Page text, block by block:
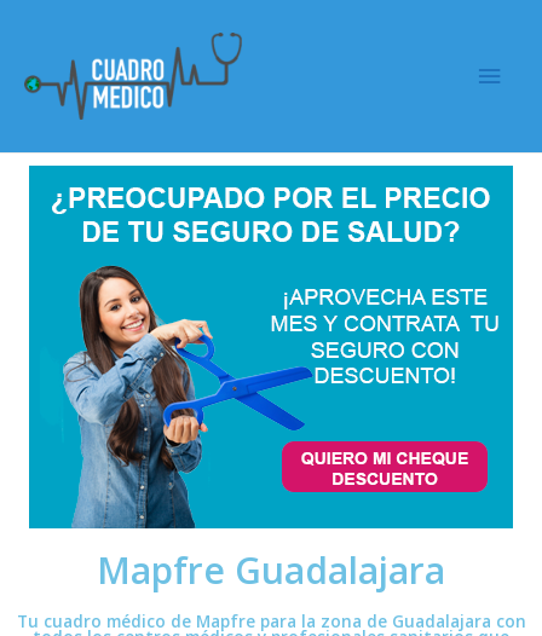
Mapfre Guadalajara
Tu cuadro médico de Mapfre para la zona de Guadalajara con